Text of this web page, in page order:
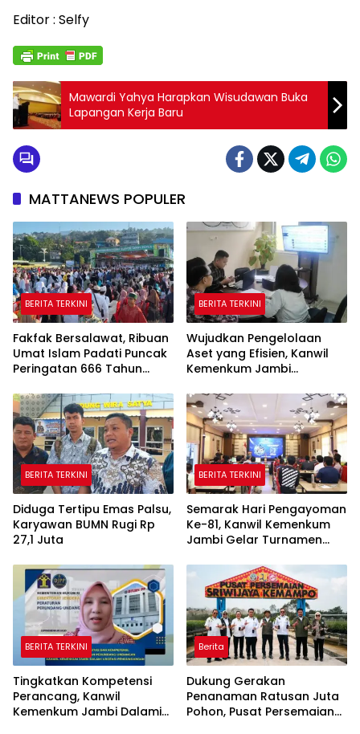
Editor : Selfy
Mawardi Yahya Harapkan Wisudawan Buka
Lapangan Kerja Baru
MATTANEWS POPULER
BERITA TERKINI
Fakfak Bersalawat, Ribuan
Umat Islam Padati Puncak
Peringatan 666 Tahun
BERITA TERKINI
Wujudkan Pengelolaan
Aset yang Efisien, Kanwil
Kemenkum Jambi
Secara Transparan
BERITA TERKINI
Diduga Tertipu Emas Palsu,
Karyawan BUMN Rugi Rp
27,1 Juta
BERITA TERKINI
Semarak Hari Pengayoman
Ke-81, Kanwil Kemenkum
Jambi Gelar Turnamen
BERITA TERKINI
Tingkatkan Kompetensi
Perancang, Kanwil
Kemenkum Jambi Dalami
Berita
Dukung Gerakan
Penanaman Ratusan Juta
Pohon, Pusat Persemaian